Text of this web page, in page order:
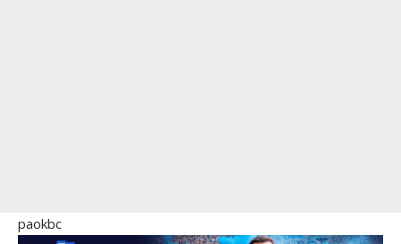
paokbc